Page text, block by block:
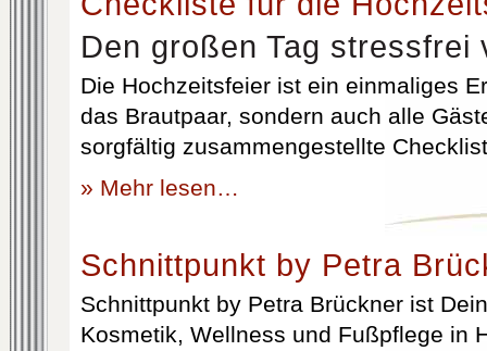
Den großen Tag stressfrei
Die Hochzeitsfeier ist ein einmaliges
das Brautpaar, sondern auch alle
sorgfältig zusammengestellte
» Mehr lesen…
Schnittpunkt by Petra
Schnittpunkt by Petra Brückner ist
Kosmetik, Wellness und Fußpflege in